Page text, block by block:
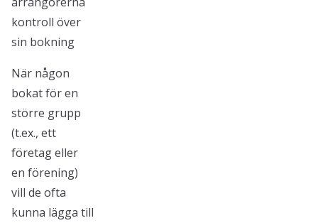
kontroll över
sin bokning
När någon
bokat för en
större grupp
(t.ex., ett
företag eller
en förening)
vill de ofta
kunna lägga till